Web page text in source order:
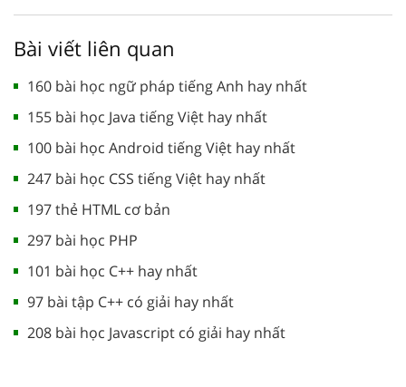
Bài viết liên quan
160 bài học ngữ pháp tiếng Anh hay nhất
155 bài học Java tiếng Việt hay nhất
100 bài học Android tiếng Việt hay nhất
247 bài học CSS tiếng Việt hay nhất
197 thẻ HTML cơ bản
297 bài học PHP
101 bài học C++ hay nhất
97 bài tập C++ có giải hay nhất
208 bài học Javascript có giải hay nhất